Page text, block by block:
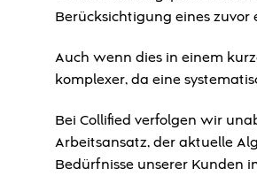
Berücksichtigung eines
Auch wenn dies in einem
komplexer, da eine
Bei Collified verfolgen wir
Arbeitsansatz, der aktuelle
Bedürfnisse unserer Kunden